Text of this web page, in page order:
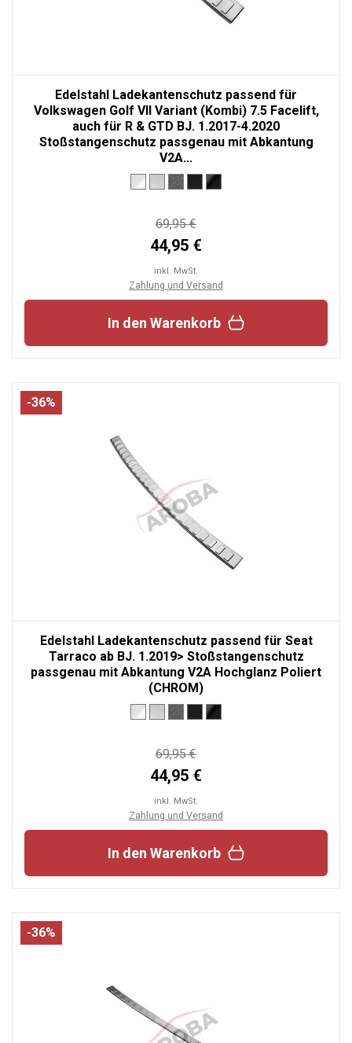
Edelstahl Ladekantenschutz passend für
Volkswagen Golf VII Variant (Kombi) 7.5 Facelift,
auch für R & GTD BJ. 1.2017-4.2020
Stoßstangenschutz passgenau mit Abkantung
V2A...
69,95 €
44,95 €
inkl. MwSt.
Zahlung und Versand
In den Warenkorb
-36%
Edelstahl Ladekantenschutz passend für Seat
Tarraco ab BJ. 1.2019> Stoßstangenschutz
passgenau mit Abkantung V2A Hochglanz Poliert
(CHROM)
69,95 €
44,95 €
inkl. MwSt.
Zahlung und Versand
In den Warenkorb
-36%